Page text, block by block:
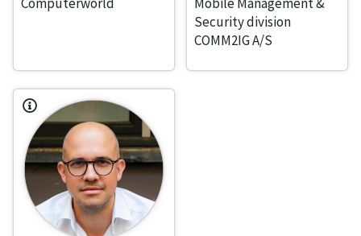
Security division
COMM2IG A/S